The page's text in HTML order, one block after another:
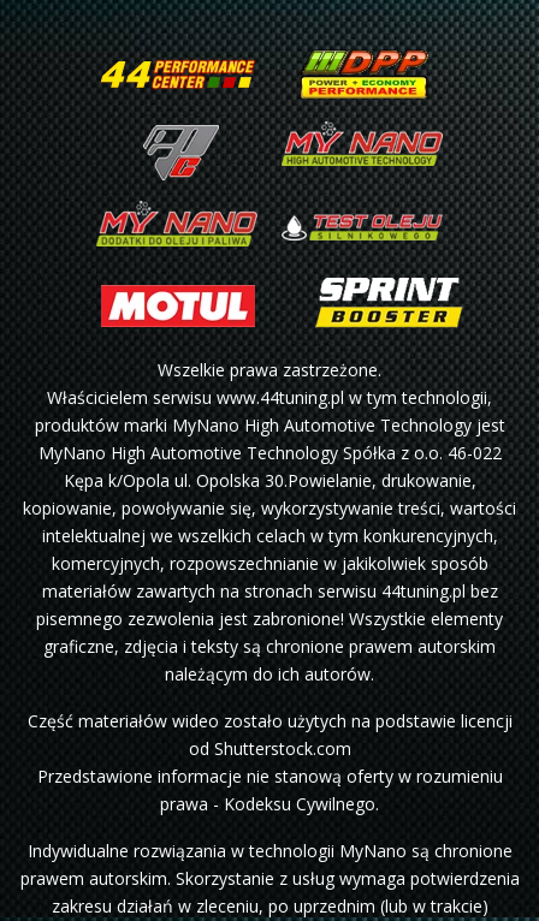
Wszelkie prawa zastrzeżone.
Właścicielem serwisu www.44tuning.pl w tym technologii,
produktów marki MyNano High Automotive Technology jest
MyNano High Automotive Technology Spółka z o.o. 46-022
Kępa k/Opola ul. Opolska 30.Powielanie, drukowanie,
kopiowanie, powoływanie się, wykorzystywanie treści, wartości
intelektualnej we wszelkich celach w tym konkurencyjnych,
komercyjnych, rozpowszechnianie w jakikolwiek sposób
materiałów zawartych na stronach serwisu 44tuning.pl bez
pisemnego zezwolenia jest zabronione! Wszystkie elementy
graficzne, zdjęcia i teksty są chronione prawem autorskim
należącym do ich autorów.
Część materiałów wideo zostało użytych na podstawie licencji
od Shutterstock.com
Przedstawione informacje nie stanową oferty w rozumieniu
prawa - Kodeksu Cywilnego.
Indywidualne rozwiązania w technologii MyNano są chronione
prawem autorskim. Skorzystanie z usług wymaga potwierdzenia
zakresu działań w zleceniu, po uprzednim (lub w trakcie)